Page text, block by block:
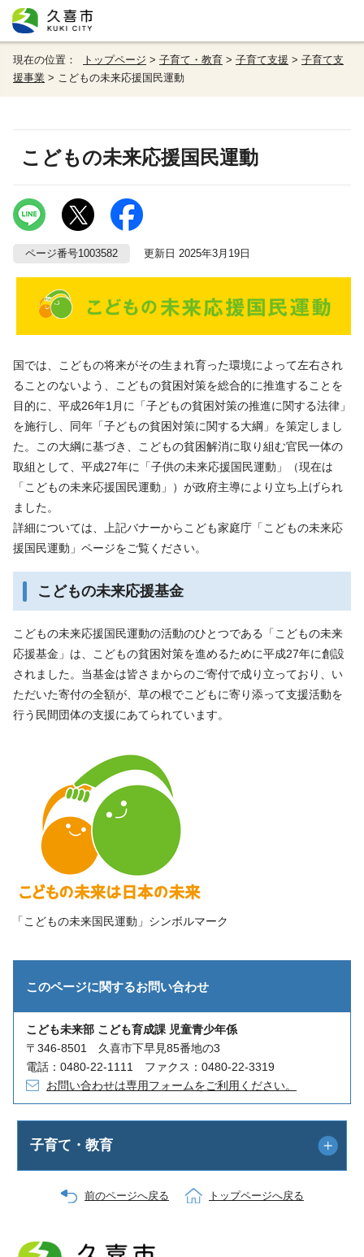
現在の位置： トップページ > 子育て・教育 > 子育て支援 > 子育て支
援事業 > こどもの未来応援国民運動
こどもの未来応援国民運動
ページ番号1003582 更新日 2025年3月19日
国では、こどもの将来がその生まれ育った環境によって左右され
ることのないよう、こどもの貧困対策を総合的に推進することを
目的に、平成26年1月に「子どもの貧困対策の推進に関する法律」
を施行し、同年「子どもの貧困対策に関する大綱」を策定しまし
た。この大綱に基づき、こどもの貧困解消に取り組む官民一体の
取組として、平成27年に「子供の未来応援国民運動」（現在は
「こどもの未来応援国民運動」）が政府主導により立ち上げられ
ました。
詳細については、上記バナーからこども家庭庁「こどもの未来応
援国民運動」ページをご覧ください。
こどもの未来応援基金
こどもの未来応援国民運動の活動のひとつである「こどもの未来
応援基金」は、こどもの貧困対策を進めるために平成27年に創設
されました。当基金は皆さまからのご寄付で成り立っており、い
ただいた寄付の全額が、草の根でこどもに寄り添って支援活動を
行う民間団体の支援にあてられています。
「こどもの未来国民運動」シンボルマーク
このページに関するお問い合わせ
こども未来部 こども育成課 児童青少年係
〒346-8501 久喜市下早見85番地の3
電話：0480-22-1111 ファクス：0480-22-3319
お問い合わせは専用フォームをご利用ください。
子育て・教育
前のページへ戻る トップページへ戻る